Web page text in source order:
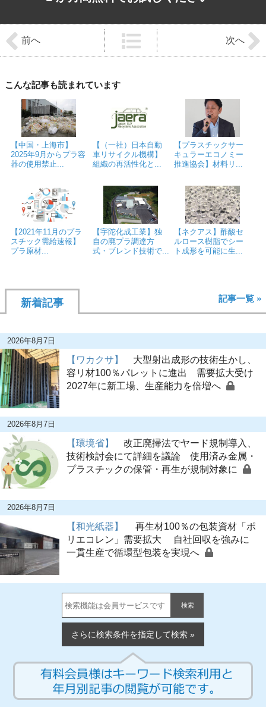
後
の
記
の
前へ 次へ
こんな記事も読まれています
【中国・上海市】
2025年9月からプラ容
器の使用禁止...
【（一社）日本自動
車リサイクル機構】
組織の再活性化と...
【プラスチックサー
キュラーエコノミー
推進協会】材料リ...
【2021年11月のプラ
スチック需給速報】
プラ原材...
【宇陀化成工業】独
自の廃プラ調達方
式・ブレンド技術で...
【ネクアス】酢酸セ
ルロース樹脂でシー
ト成形を可能に生...
新着記事 記事一覧 »
2026年8月7日
【ワカクサ】
大型射出成形の技術生かし、
容リ材100％パレットに進出 需要拡大受け
2027年に新工場、生産能力を倍増へ
2026年8月7日
【環境省】
改正廃掃法でヤード規制導入、
技術検討会にて詳細を議論 使用済み金属・
プラスチックの保管・再生が規制対象に
2026年8月7日
【和光紙器】
再生材100％の包装資材「ポ
リエコレン」需要拡大 自社回収を強みに
一貫生産で循環型包装を実現へ
検索
さらに検索条件を指定して検索 »